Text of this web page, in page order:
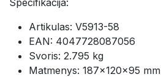
Artikulas: V5913-58
EAN: 4047728087056
Svoris: 2.795 kg
Matmenys: 187×120×95 mm